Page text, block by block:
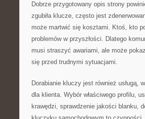
Dobrze przygotowany opis strony
zgubiła klucze, często jest
może martwić się kosztami. Ktoś, kto
problemów w przyszłości. Dlatego
musi straszyć awariami, ale może
się przed trudnymi sytuacjami.
Dorabianie kluczy jest również usługą,
dla klienta. Wybór właściwego profilu,
krawędzi, sprawdzenie jakości blanku,